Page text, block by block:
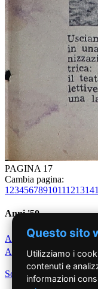
PAGINA 17
Cambia pagina:
1 234567891011121314
Anni '50
Anno1950Anno
Anno 1955Anno
Scegli per decennio
Questo sito
Utilizziamo i
contenuti e
informazioni